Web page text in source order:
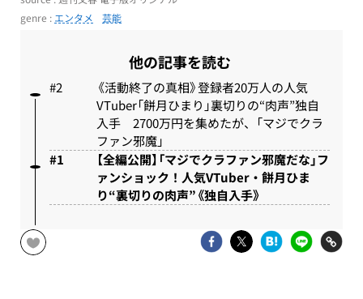
genre : エンタメ 芸能
他の記事を読む
《活動終了の真相》登録者20万人の人気
VTuber「餅月ひまり」裏切りの“肉声”独自
入手 2700万円を集めたが、「マジでクラ
ファン邪魔」
【全編公開】「マジでクラファン邪魔だな」フ
ァンショック！人気VTuber・餅月ひま
り“裏切りの肉声”《独自入手》